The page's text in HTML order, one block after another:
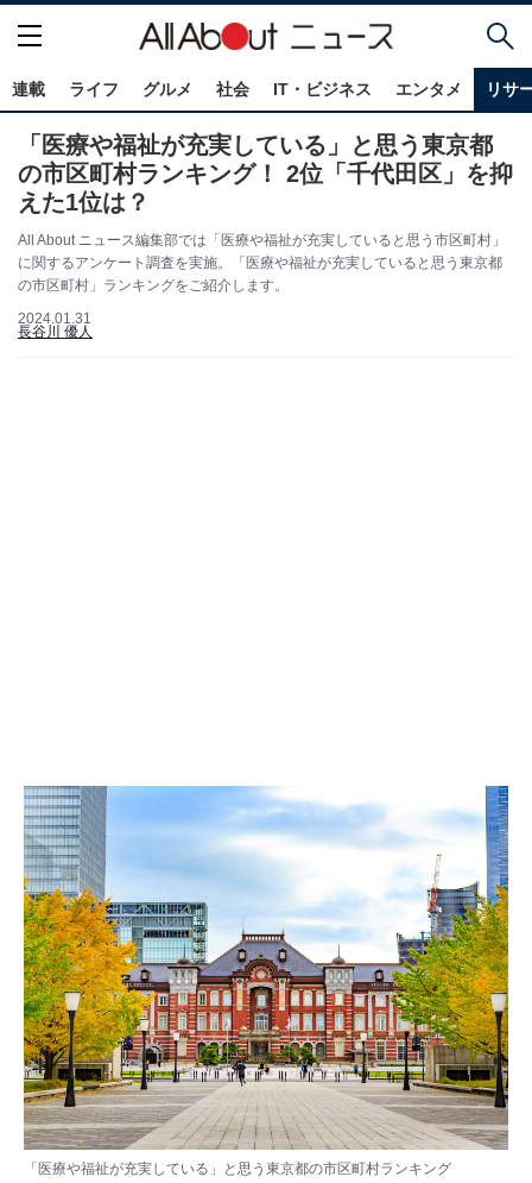
連載 ライフ グルメ 社会 IT・ビジネス エンタメ リサ
「医療や福祉が充実している」と思う東京都
の市区町村ランキング！ 2位「千代田区」を抑
えた1位は？
All About ニュース編集部では「医療や福祉が充実していると思う市区町村」
に関するアンケート調査を実施。「医療や福祉が充実していると思う東京都
の市区町村」ランキングをご紹介します。
2024.01.31
長谷川 優人
「医療や福祉が充実している」と思う東京都の市区町村ランキング